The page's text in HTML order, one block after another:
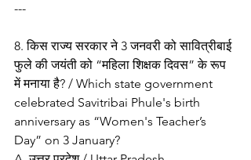
---
8. किस राज्य सरकार ने 3 जनवरी को सावित्रीबाई
फुले की जयंती को “महिला शिक्षक दिवस” के रूप
में मनाया है? / Which state government
celebrated Savitribai Phule's birth
anniversary as “Women's Teacher’s
Day” on 3 January?